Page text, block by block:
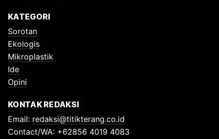
KATEGORI
Sorotan
Ekologis
Mikroplastik
Ide
Opini
KONTAK REDAKSI
Email: redaksi@titikterang.co.id
Contact/WA: +62856 4019 4083